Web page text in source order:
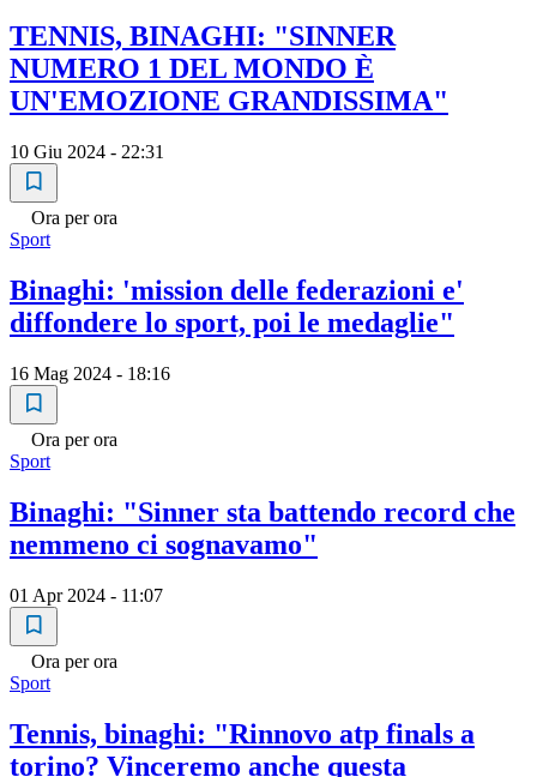
TENNIS, BINAGHI: "SINNER
NUMERO 1 DEL MONDO È
UN'EMOZIONE GRANDISSIMA"
10 Giu 2024 - 22:31
Ora per ora
Sport
Binaghi: 'mission delle federazioni e'
diffondere lo sport, poi le medaglie"
16 Mag 2024 - 18:16
Ora per ora
Sport
Binaghi: "Sinner sta battendo record che
nemmeno ci sognavamo"
01 Apr 2024 - 11:07
Ora per ora
Sport
Tennis, binaghi: "Rinnovo atp finals a
torino? Vinceremo anche questa